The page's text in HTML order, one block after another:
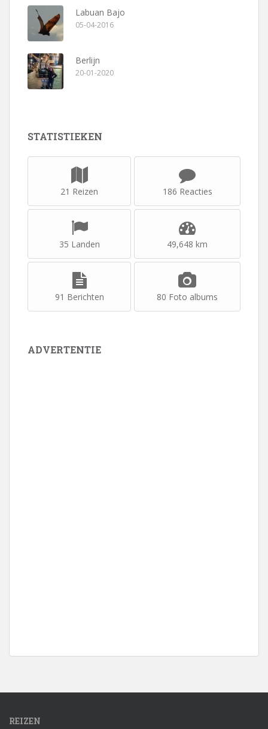
Labuan Bajo
05-04-2016
Berlijn
20-01-2020
STATISTIEKEN
21 Reizen 186 Reacties
35 Landen 49,648 km
91 Berichten 80 Foto albums
ADVERTENTIE
REIZEN